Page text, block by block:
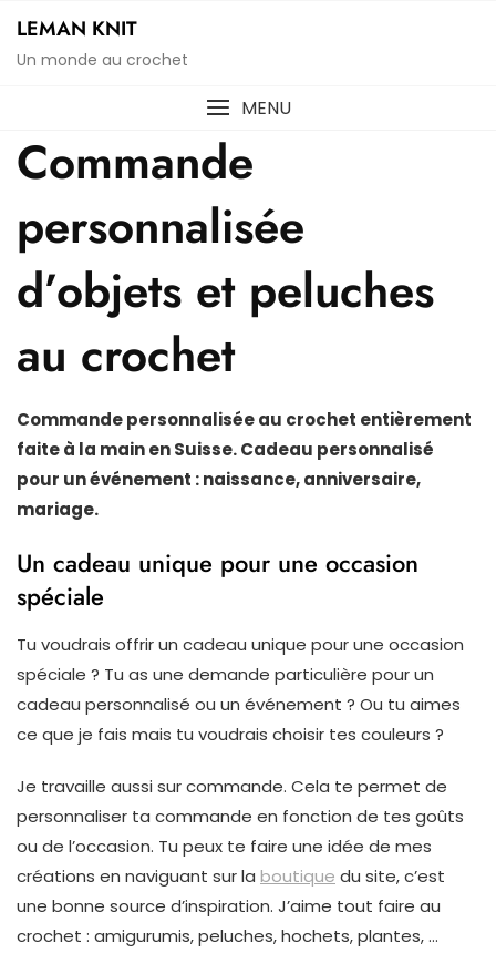
content
LEMAN KNIT
Un monde au crochet
MENU
Commande
personnalisée
d’objets et peluches
au crochet
Commande personnalisée au crochet entièrement
faite à la main en Suisse. Cadeau personnalisé
pour un événement : naissance, anniversaire,
mariage.
Un cadeau unique pour une occasion
spéciale
Tu voudrais offrir un cadeau unique pour une occasion
spéciale ? Tu as une demande particulière pour un
cadeau personnalisé ou un événement ? Ou tu aimes
ce que je fais mais tu voudrais choisir tes couleurs ?
Je travaille aussi sur commande. Cela te permet de
personnaliser ta commande en fonction de tes goûts
ou de l’occasion. Tu peux te faire une idée de mes
créations en naviguant sur la boutique du site, c’est
une bonne source d’inspiration. J’aime tout faire au
crochet : amigurumis, peluches, hochets, plantes, …